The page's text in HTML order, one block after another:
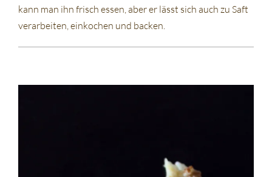
kann man ihn frisch essen, aber er lässt sich auch zu Saft
verarbeiten, einkochen und backen.